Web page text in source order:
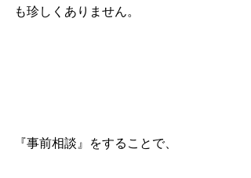
も珍しくありません。
『事前相談』をすることで、